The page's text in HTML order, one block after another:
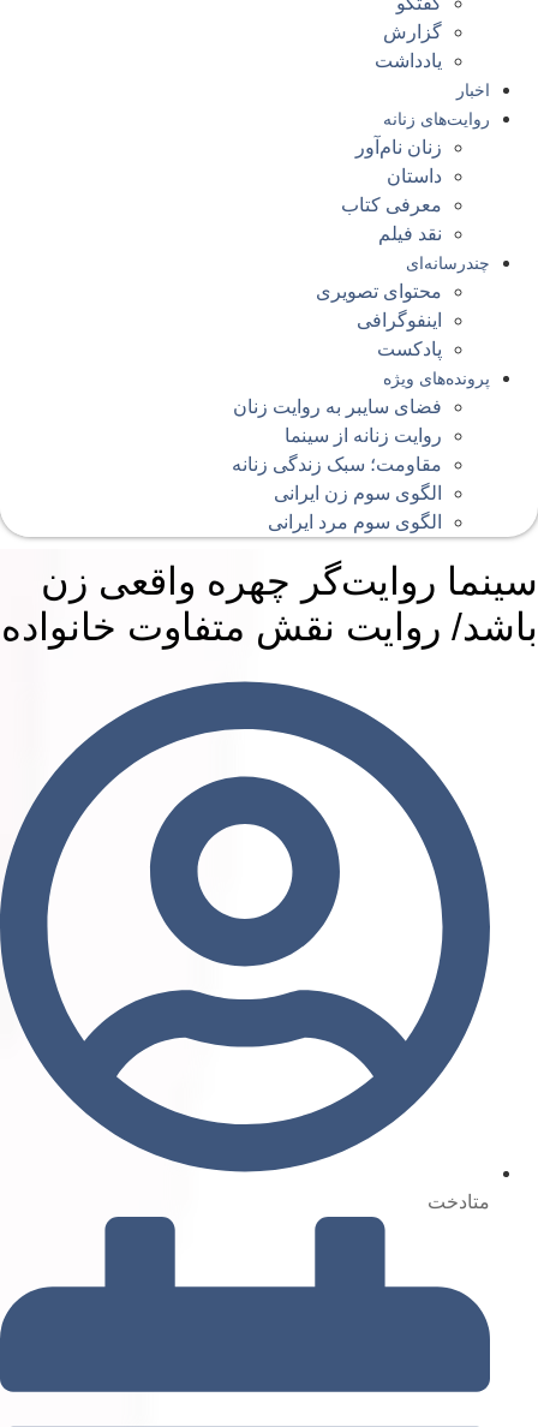
گزارش
یادداشت
اخبار
روایت‌های زنانه
زنان نام‌آور
داستان
معرفی کتاب
نقد فیلم
چندرسانه‌ای
محتوای تصویری
اینفوگرافی
پادکست
پرونده‌های ویژه
فضای سایبر به روایت زنان
روایت زنانه از سینما
مقاومت؛ سبک زندگی زنانه
الگوی سوم زن ایرانی
الگوی سوم مرد ایرانی
روایت‌گر چهره واقعی زن
روایت نقش متفاوت خانواده
متادخت